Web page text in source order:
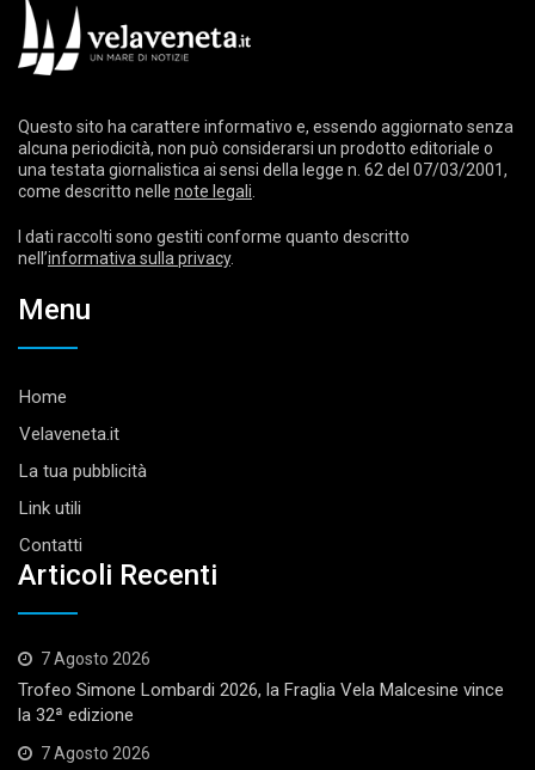
Questo sito ha carattere informativo e, essendo aggiornato senza
alcuna periodicità, non può considerarsi un prodotto editoriale o
una testata giornalistica ai sensi della legge n. 62 del 07/03/2001,
come descritto nelle note legali
I dati raccolti sono gestiti conforme quanto descritto
nell’informativa sulla privacy.
Menu
Home
Velaveneta.it
La tua pubblicità
Link utili
Contatti
Articoli Recenti
7 Agosto 2026
Trofeo Simone Lombardi 2026, la Fraglia Vela Malcesine vince
la 32ª edizione
7 Agosto 2026